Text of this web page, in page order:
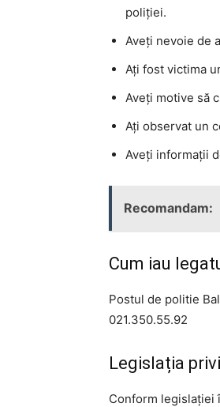
poliției.
Aveți nevoie de
Ați fost victima
Aveți motive să
Ați observat un
Aveți informații
Recomandam:
Cum iau
Postul de politie
021.350.55.92
Legislația
Conform legislației